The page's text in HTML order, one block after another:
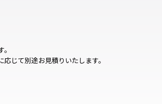
じて別途お見積りいたします。